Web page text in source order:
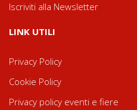
Iscriviti alla Newsletter
LINK UTILI
Privacy Policy
Cookie Policy
Privacy policy eventi e fiere